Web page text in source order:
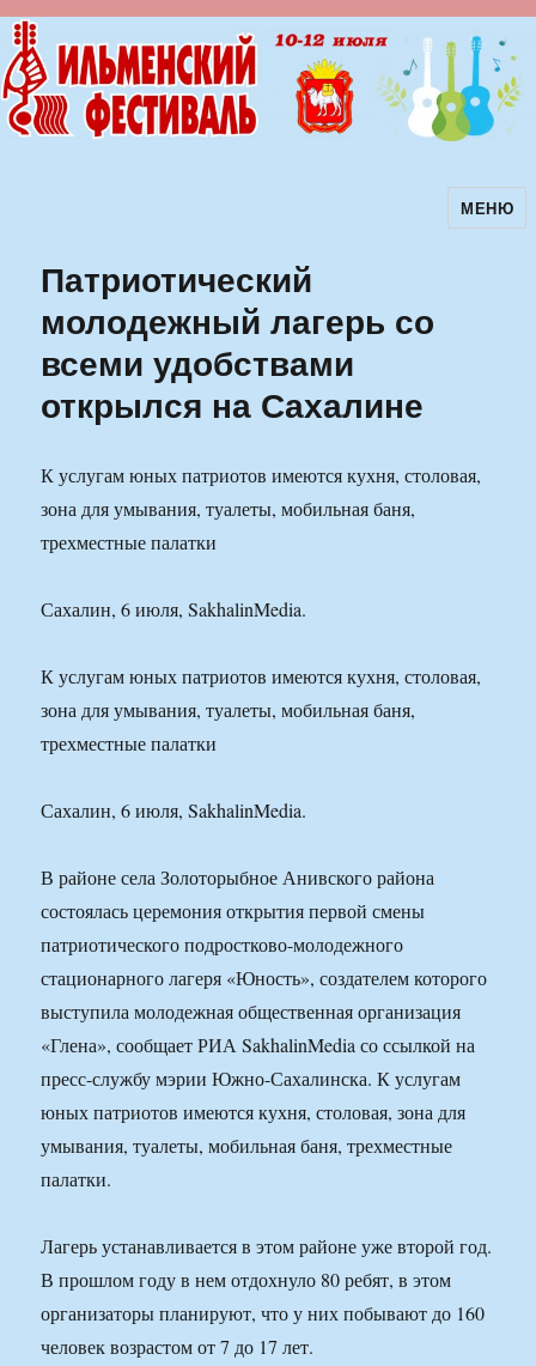
Ильменский фестиваль авторскойМЕНЮ
Патриотический
молодежный лагерь со
всеми удобствами
открылся на Сахалине
К услугам юных патриотов имеются кухня, столовая,
зона для умывания, туалеты, мобильная баня,
трехместные палатки
Сахалин, 6 июля, SakhalinMedia.
К услугам юных патриотов имеются кухня, столовая,
зона для умывания, туалеты, мобильная баня,
трехместные палатки
Сахалин, 6 июля, SakhalinMedia.
В районе села Золоторыбное Анивского района
состоялась церемония открытия первой смены
патриотического подростково-молодежного
стационарного лагеря «Юность», создателем которого
выступила молодежная общественная организация
«Глена», сообщает РИА SakhalinMedia со ссылкой на
пресс-службу мэрии Южно-Сахалинска. К услугам
юных патриотов имеются кухня, столовая, зона для
умывания, туалеты, мобильная баня, трехместные
палатки.
Лагерь устанавливается в этом районе уже второй год.
В прошлом году в нем отдохнуло 80 ребят, в этом
организаторы планируют, что у них побывают до 160
человек возрастом от 7 до 17 лет.